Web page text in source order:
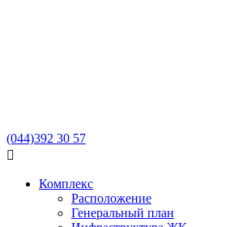
(044)392 30 57

Комплекс
Расположение
Генеральный план